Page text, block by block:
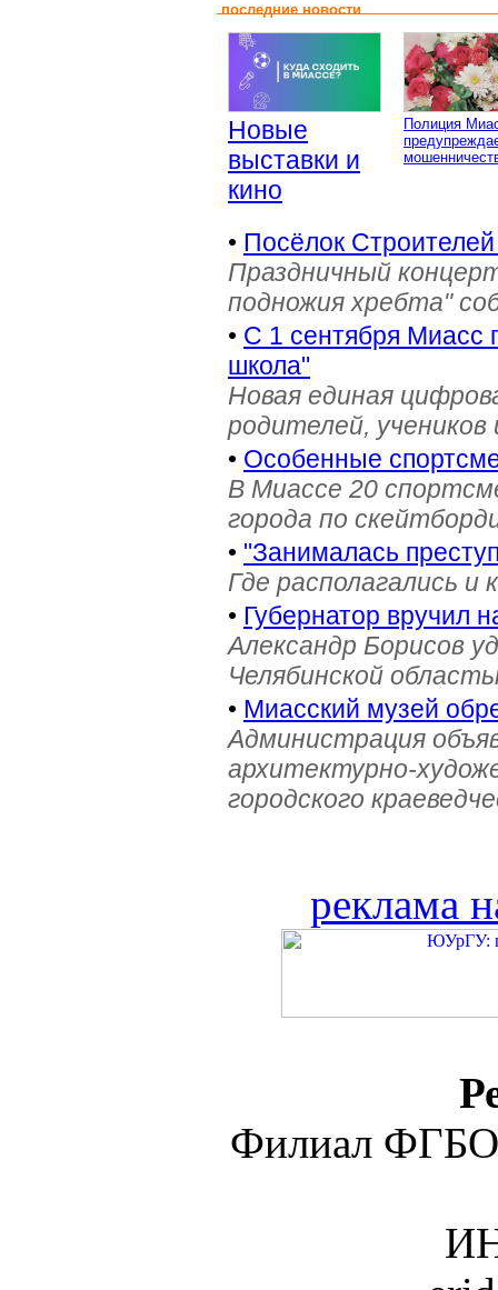
последние новости
Новые
выставки и
кино
Полиция
• Посёлок
Праздничный
подножия хребта"
• С 1 сентября Миасс
школа"
Новая единая
родителей, учеников
• Особенные
В Миассе 20
города по
• "Занималась
Где располагались и
• Губернатор вручил
Александр Борисов
Челябинской
• Миасский музей
Администрация
архитектурно-
городского
реклама
Филиал